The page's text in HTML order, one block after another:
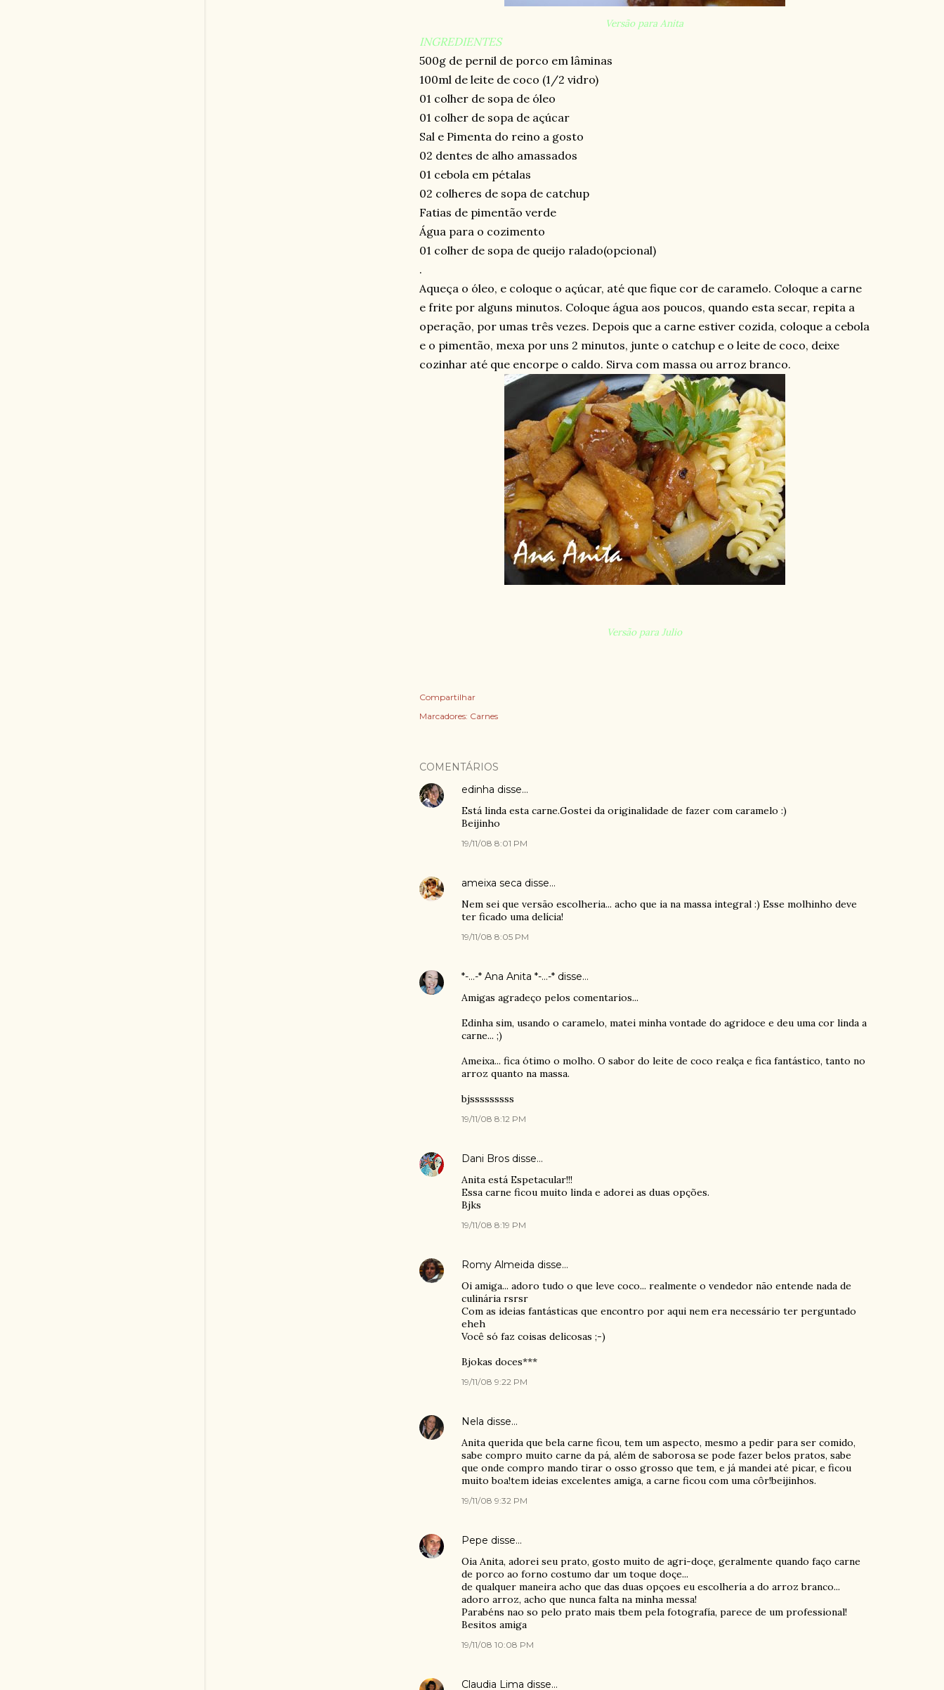
Versão para Anita
INGREDIENTES
500g de pernil de porco em lâminas
100ml de leite de coco (1/2 vidro)
01 colher de sopa de óleo
01 colher de sopa de açúcar
Sal e Pimenta do reino a gosto
02 dentes de alho amassados
01 cebola em pétalas
02 colheres de sopa de catchup
Fatias de pimentão verde
Água para o cozimento
01 colher de sopa de queijo ralado(opcional)
.
Aqueça o óleo, e coloque o açúcar, até que fique cor de caramelo. Coloque a carne
e frite por alguns minutos. Coloque água aos poucos, quando esta secar, repita a
operação, por umas três vezes. Depois que a carne estiver cozida, coloque a cebola
e o pimentão, mexa por uns 2 minutos, junte o catchup e o leite de coco, deixe
cozinhar até que encorpe o caldo. Sirva com massa ou arroz branco.
Versão para Julio
Compartilhar
Marcadores: Carnes
COMENTÁRIOS
edinha disse…
Está linda esta carne.Gostei da originalidade de fazer com caramelo :)
Beijinho
19/11/08 8:01 PM
ameixa seca disse…
Nem sei que versão escolheria... acho que ia na massa integral :) Esse molhinho deve
ter ficado uma delícia!
19/11/08 8:05 PM
*-...-* Ana Anita *-...-*disse…
Amigas agradeço pelos comentarios...
Edinha sim, usando o caramelo, matei minha vontade do agridoce e deu uma cor linda a
carne... ;)
Ameixa... fica ótimo o molho. O sabor do leite de coco realça e fica fantástico, tanto no
arroz quanto na massa.
bjsssssssss
19/11/08 8:12 PM
Dani Brosdisse…
Anita está Espetacular!!!
Essa carne ficou muito linda e adorei as duas opções.
Bjks
19/11/08 8:19 PM
Romy Almeida disse…
Oi amiga... adoro tudo o que leve coco... realmente o vendedor não entende nada de
culinária rsrsr
Com as ideias fantásticas que encontro por aqui nem era necessário ter perguntado
eheh
Você só faz coisas delicosas ;-)
Bjokas doces***
19/11/08 9:22 PM
Nela disse…
Anita querida que bela carne ficou, tem um aspecto, mesmo a pedir para ser comido,
sabe compro muito carne da pá, além de saborosa se pode fazer belos pratos, sabe
que onde compro mando tirar o osso grosso que tem, e já mandei até picar, e ficou
muito boa!tem ideias excelentes amiga, a carne ficou com uma côr!beijinhos.
19/11/08 9:32 PM
Pepe disse…
Oia Anita, adorei seu prato, gosto muito de agri-doçe, geralmente quando faço carne
de porco ao forno costumo dar um toque doçe...
de qualquer maneira acho que das duas opçoes eu escolhería a do arroz branco...
adoro arroz, acho que nunca falta na minha messa!
Parabéns nao so pelo prato mais tbem pela fotografía, parece de um professional!
Besitos amiga
19/11/08 10:08 PM
Claudia Lima disse…